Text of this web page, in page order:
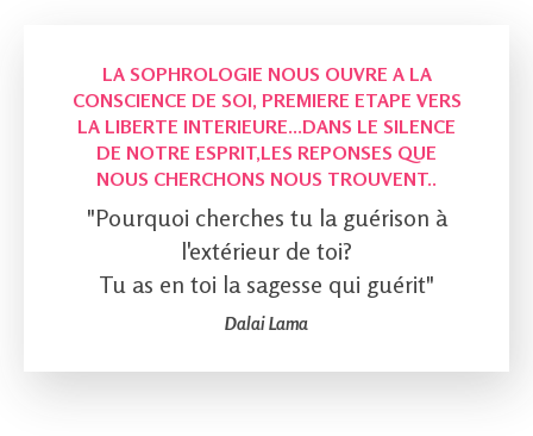
LA SOPHROLOGIE NOUS OUVRE A LA
CONSCIENCE DE SOI, PREMIERE ETAPE VERS
LA LIBERTE INTERIEURE...DANS LE SILENCE
DE NOTRE ESPRIT,LES REPONSES QUE
NOUS CHERCHONS NOUS TROUVENT..
"Pourquoi cherches tu la guérison à
l'extérieur de toi?
Tu as en toi la sagesse qui guérit"
Dalai Lama